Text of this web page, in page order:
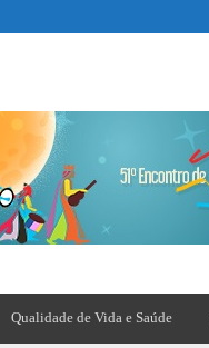
Qualidade de Vida e Saúde